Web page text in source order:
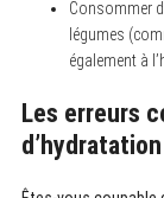
Consommer
légumes
également à
Les erreurs
d’hydratation